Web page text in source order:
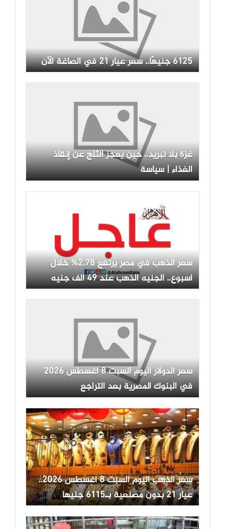
6125 جنيهًا.. سعر عيار 21 في الصاغة الآن
غزة بلا تبريد.. حين يعجز الثلج عن إنقاذ
الغذاء | سياسة
سعر الذهب في مصر يرتفع 2.78% خلال
أسبوع.. الجنيه الذهب عند 49 ألف جنيه
سعر الدولار اليوم السبت 8 أغسطس 2026
في البنوك المصرية بعد التراجع
سعر الذهب اليوم السبت 8 أغسطس 2026..
عيار 21 بدون مصنعية بـ6115 جنيها